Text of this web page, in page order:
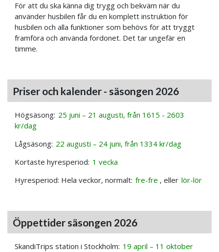
För att du ska känna dig trygg och bekväm när du
använder husbilen får du en komplett instruktion för
husbilen och alla funktioner som behövs för att tryggt
framföra och använda fordonet. Det tar ungefär en
timme.
Priser och kalender - säsongen 2026
Högsäsong: 25 juni – 21 augusti, från 1615 - 2603
kr/dag
Lågsäsong: 22 augusti – 24 juni, från 1334 kr/dag
Kortaste hyresperiod: 1 vecka
Hyresperiod: Hela veckor, normalt: fre-fre , eller lör-lör
Öppettider säsongen 2026
SkandiTrips station i Stockholm: 19 april – 11 oktober